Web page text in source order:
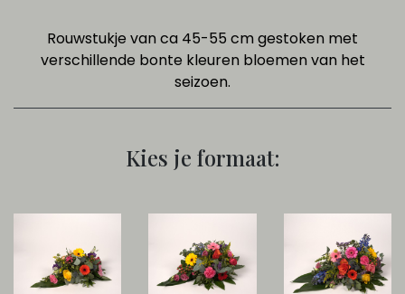
Rouwstukje van ca 45-55 cm gestoken met
verschillende bonte kleuren bloemen van het
seizoen.
Kies je formaat: